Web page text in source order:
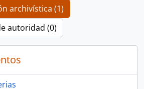
archivística (1)
autoridad (0)